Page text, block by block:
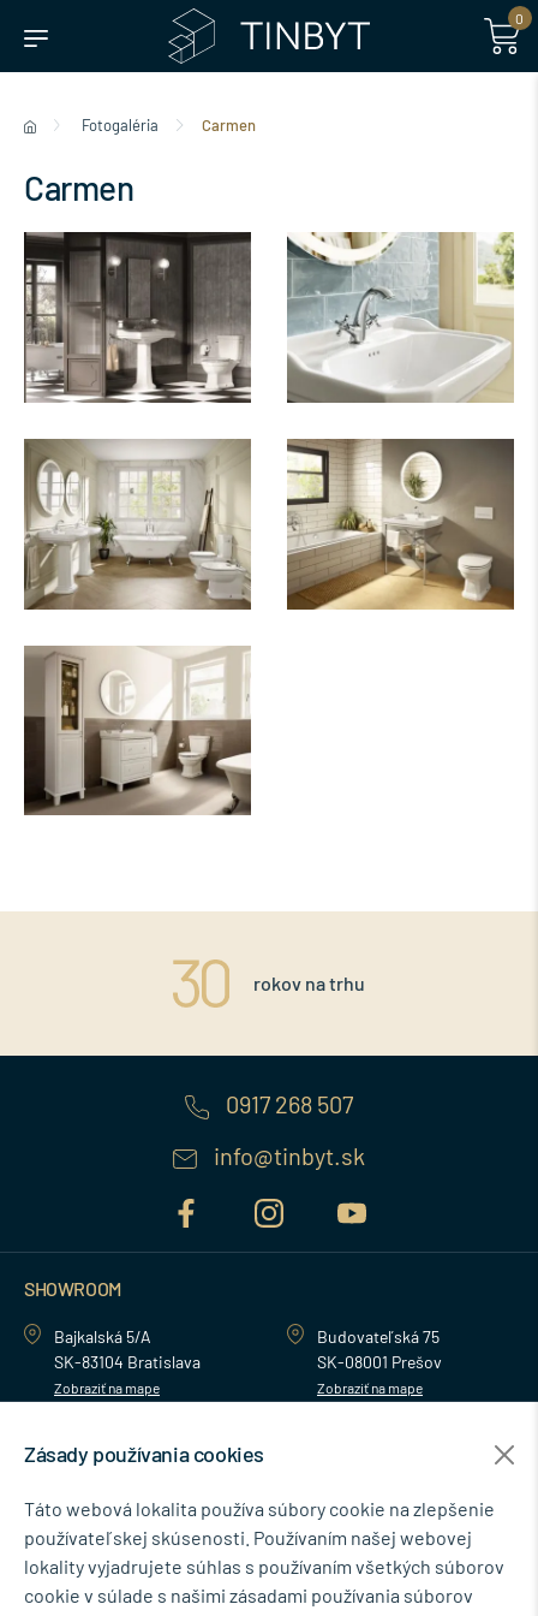
0
Fotogaléria Carmen
Carmen
rokov na trhu
0917 268 507
info@tinbyt.sk
SHOWROOM
Bajkalská 5/A
SK-83104 Bratislava
Zobraziť na mape
Budovateľská 75
SK-08001 Prešov
Zobraziť na mape
NEWSLETTER
Zásady používania cookies
Táto webová lokalita používa súbory cookie na zlepšenie
používateľskej skúsenosti. Používaním našej webovej
lokality vyjadrujete súhlas s používaním všetkých súborov
cookie v súlade s našimi zásadami používania súborov